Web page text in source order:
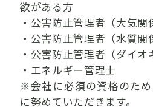
欲がある方
・公害防止管理者（大気関
・公害防止管理者（水質関
・公害防止管理者（ダイオ
・エネルギー管理士
※会社に必須の資格のた
に努めていただきます。